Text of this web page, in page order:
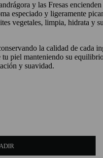
y las Fresas
especiado y ligeramente
vegetales, limpia, hidrata y
la calidad de cada
piel manteniendo su
y suavidad.